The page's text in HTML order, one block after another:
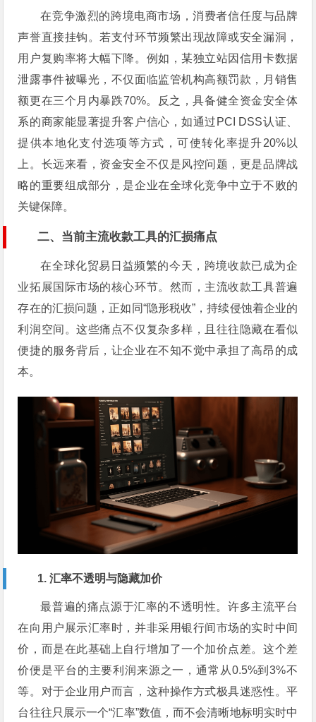
在竞争激烈的跨境电商市场，消费者信任度与品牌
声誉直接挂钩。若支付环节频繁出现故障或安全漏洞，
用户复购率将大幅下降。例如，某独立站因信用卡数据
泄露事件被曝光，不仅面临监管机构高额罚款，月销售
额更在三个月内暴跌70%。反之，具备健全资金安全体
系的商家能显著提升客户信心，如通过PCI DSS认证、
提供本地化支付选项等方式，可使转化率提升20%以
上。长远来看，资金安全不仅是风控问题，更是品牌战
略的重要组成部分，是企业在全球化竞争中立于不败的
关键保障。
二、当前主流收款工具的汇损痛点
在全球化贸易日益频繁的今天，跨境收款已成为企
业拓展国际市场的核心环节。然而，主流收款工具普遍
存在的汇损问题，正如同“隐形税收”，持续侵蚀着企业的
利润空间。这些痛点不仅复杂多样，且往往隐藏在看似
便捷的服务背后，让企业在不知不觉中承担了高昂的成
本。
1. 汇率不透明与隐藏加价
最普遍的痛点源于汇率的不透明性。许多主流平台
在向用户展示汇率时，并非采用银行间市场的实时中间
价，而是在此基础上自行增加了一个加价点差。这个差
价便是平台的主要利润来源之一，通常从0.5%到3%不
等。对于企业用户而言，这种操作方式极具迷惑性。平
台往往只展示一个“汇率”数值，而不会清晰地标明实时中